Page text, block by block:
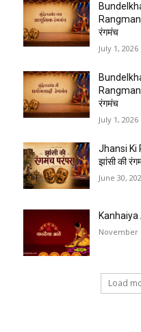
रंगमंच
July 1, 2026
रंगमंच
July 1, 2026
Jhansi Ki
झांसी की
June 30,
November
Load